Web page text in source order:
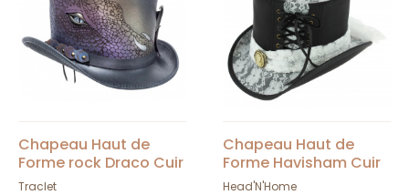
Chapeau Haut de
Forme rock Draco Cuir
Noir - Head'n Home
Traclet
Chapeau Haut de
Forme Havisham Cuir
Noir calèche - Head'n
Head'N'Home